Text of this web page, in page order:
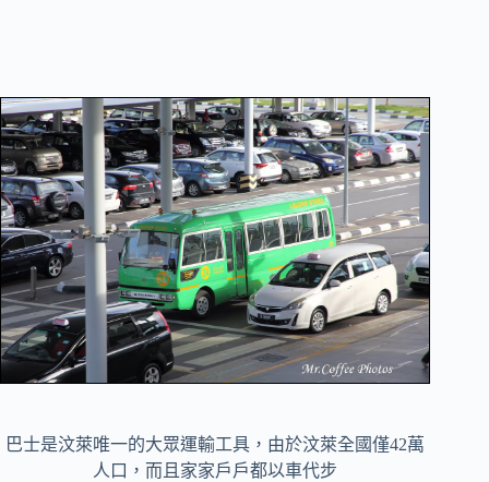
巴士是汶萊唯一的大眾運輸工具，由於汶萊全國僅42萬
人口，而且家家戶戶都以車代步